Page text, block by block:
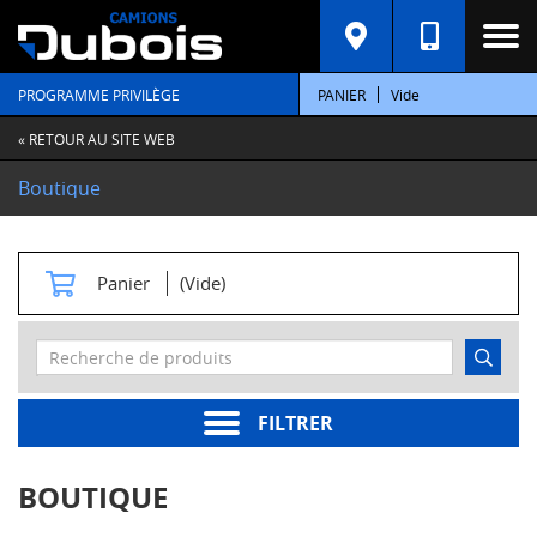
PROGRAMME PRIVILÈGE PANIER Vide
« RETOUR AU SITE WEB
Boutique
Panier (Vide)
FILTRER
C
A
T
É
G
O
R
E
S
t
e
r
moteur
BOUTIQUE